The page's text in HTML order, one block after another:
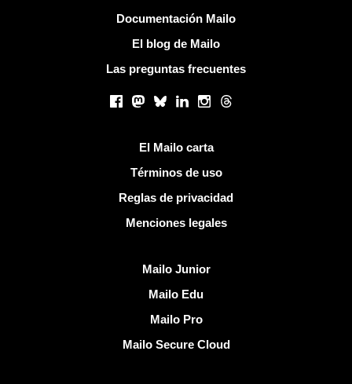
Documentación Mailo
El blog de Mailo
Las preguntas frecuentes
Facebook
Mastodon
BlueskyLinkedInInstagram
Threads
El Mailo carta
Términos de uso
Reglas de privacidad
Menciones legales
Mailo Junior
Mailo Edu
Mailo Pro
Mailo Secure Cloud